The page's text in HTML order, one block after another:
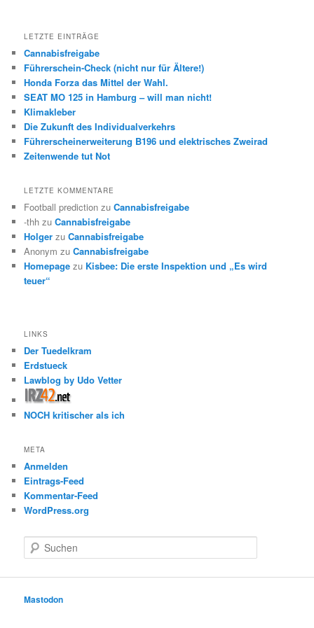
LETZTE EINTRÄGE
Cannabisfreigabe
Führerschein-Check (nicht nur für Ältere!)
Honda Forza das Mittel der Wahl.
SEAT MO 125 in Hamburg – will man nicht!
Klimakleber
Die Zukunft des Individualverkehrs
Führerscheinerweiterung B196 und elektrisches Zweirad
Zeitenwende tut Not
LETZTE KOMMENTARE
Football prediction zuCannabisfreigabe
-thh zuCannabisfreigabe
Holger zuCannabisfreigabe
Anonym zuCannabisfreigabe
Homepage zu Kisbee: Die erste Inspektion und „Es wird
teuer“
LINKS
Der Tuedelkram
Erdstueck
Lawblog by Udo Vetter
NOCH kritischer als ich
META
Anmelden
Eintrags-Feed
Kommentar-Feed
WordPress.org
u
e
Mastodon